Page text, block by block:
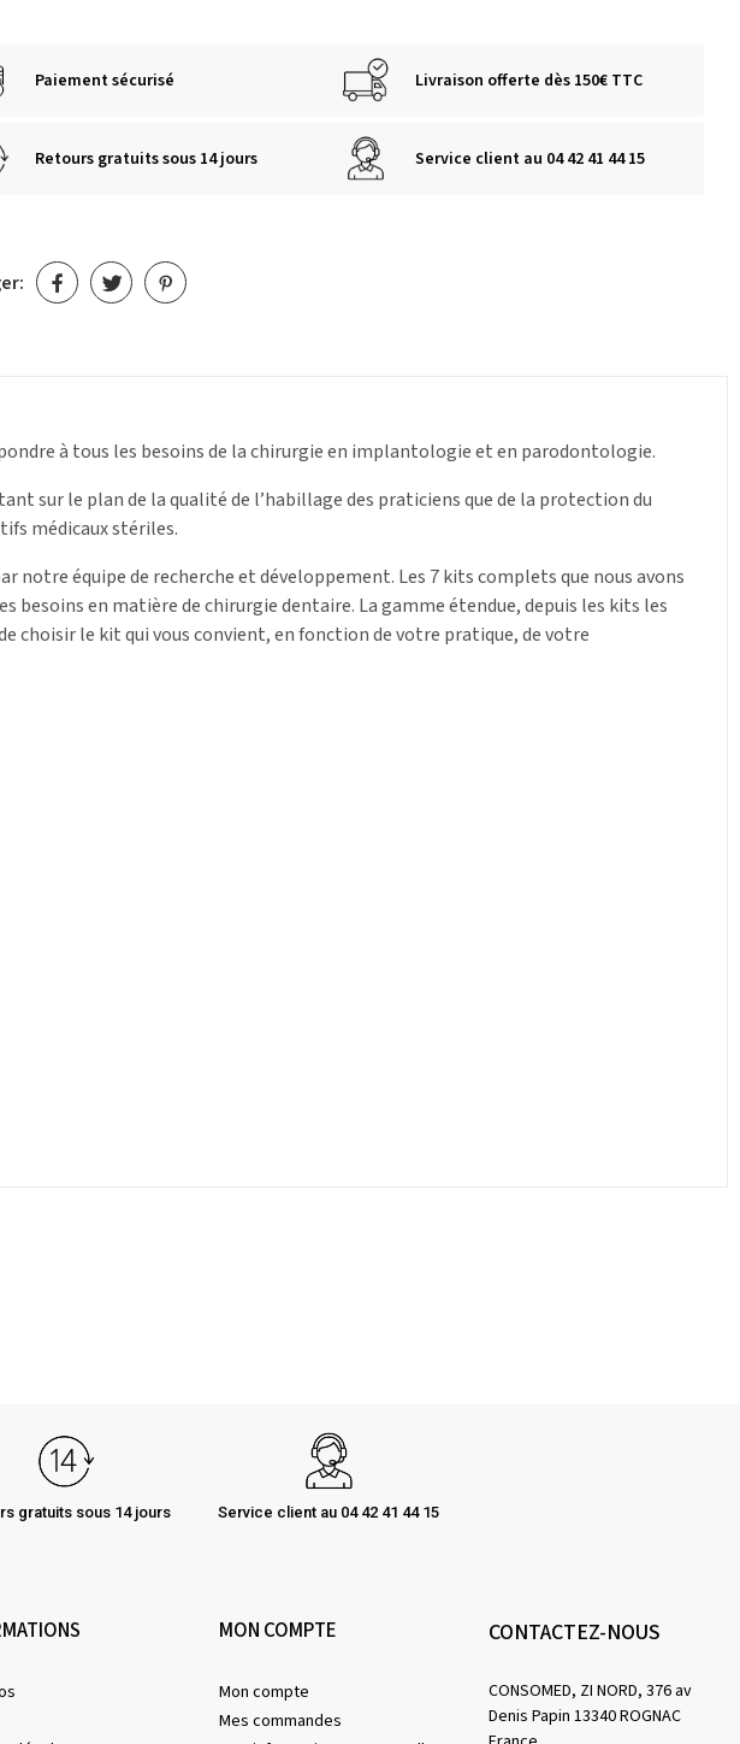
Paiement sécurisé Livraison offerte dès 150€ TTC
Retours gratuits sous 14 jours Service client au 04 42 41 44 15
à tous les besoins de la chirurgie en implantologie et en parodontologie.
sur le plan de la qualité de l’habillage des praticiens que de la protection du
médicaux stériles.
notre équipe de recherche et développement. Les 7 kits complets que nous avons
besoins en matière de chirurgie dentaire. La gamme étendue, depuis les kits les
choisir le kit qui vous convient, en fonction de votre pratique, de votre
gratuits sous 14 jours Service client au 04 42 41 44 15
MON COMPTE
Mon compte
Mes commandes
CONTACTEZ-NOUS
CONSOMED, ZI NORD, 376 av
Denis Papin 13340 ROGNAC